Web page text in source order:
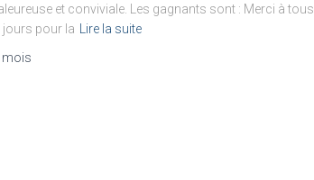
et conviviale. Les gagnants sont : Merci à tous
jours pour la
Lire la suite
mois